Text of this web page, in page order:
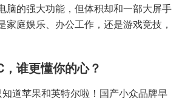
脑的强大功能，但体积却和一部大屏手
家庭娱乐、办公工作，还是游戏竞技，
谁更懂你的心？
道苹果和英特尔啦！国产小众品牌早